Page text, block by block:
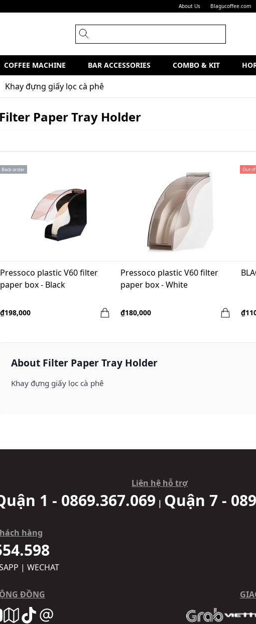
About Us Blagucoffee.com
COFFEE MACHINE BAR ACCESSORIES COMBO & KIT
Khay đựng giấy lọc cà phê
Filter Paper Tray Holder
Back order
Pressoco plastic V60 filter
paper box - Black
₫198,000
Pressoco plastic V60 filter
paper box - White
₫180,000
Out of
About Filter Paper Tray Holder
Khay đựng giấy lọc cà phê
Liên hệ hỗ trợ
1 - 0869.367.069 | Quận 7 -
hàng
| WECHAT
ĐỒNG